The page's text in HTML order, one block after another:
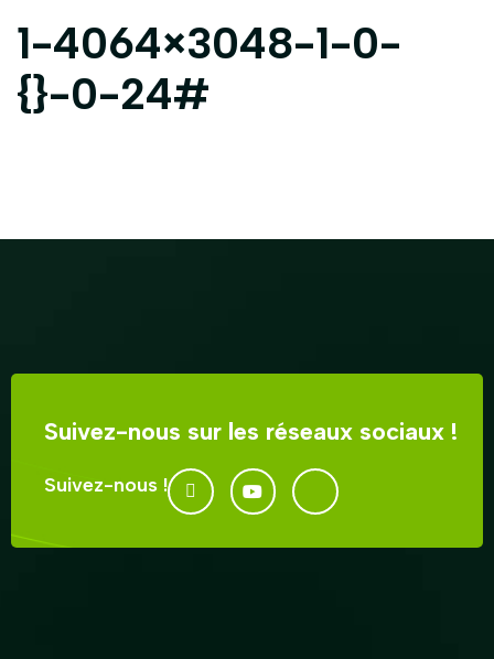
1-4064×3048-1-0-
{}-0-24#
Suivez-nous sur les réseaux sociaux !
Suivez-nous !